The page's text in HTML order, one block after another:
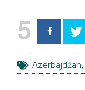
5
Azerbajdžan,